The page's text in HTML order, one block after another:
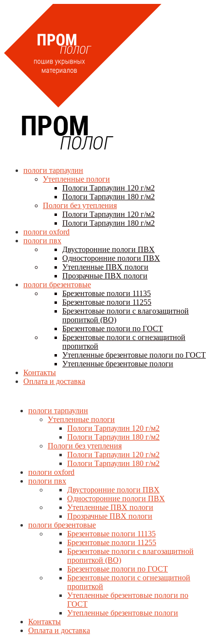
пологи тарпаулин
Утепленные пологи
Пологи Тарпаулин 120 г/м2
Пологи Тарпаулин 180 г/м2
Пологи без утепления
Пологи Тарпаулин 120 г/м2
Пологи Тарпаулин 180 г/м2
пологи oxford
пологи пвх
Двусторонние пологи ПВХ
Односторонние пологи ПВХ
Утепленные ПВХ пологи
Прозрачные ПВХ пологи
пологи брезентовые
Брезентовые пологи 11135
Брезентовые пологи 11255
Брезентовые пологи с влагозащитной
пропиткой (ВО)
Брезентовые пологи по ГОСТ
Брезентовые пологи с огнезащитной
пропиткой
Утепленные брезентовые пологи по ГОСТ
Утепленные брезентовые пологи
Контакты
Оплата и доставка
пологи тарпаулин
Утепленные пологи
Пологи Тарпаулин 120 г/м2
Пологи Тарпаулин 180 г/м2
Пологи без утепления
Пологи Тарпаулин 120 г/м2
Пологи Тарпаулин 180 г/м2
пологи oxford
пологи пвх
Двусторонние пологи ПВХ
Односторонние пологи ПВХ
Утепленные ПВХ пологи
Прозрачные ПВХ пологи
пологи брезентовые
Брезентовые пологи 11135
Брезентовые пологи 11255
Брезентовые пологи с влагозащитной
пропиткой (ВО)
Брезентовые пологи по ГОСТ
Брезентовые пологи с огнезащитной
пропиткой
Утепленные брезентовые пологи по
ГОСТ
Утепленные брезентовые пологи
Контакты
Оплата и доставка